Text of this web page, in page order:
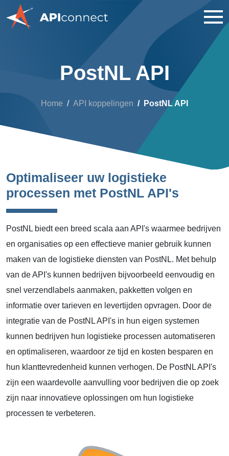
PostNL API
Home API koppelingen PostNL API
Optimaliseer uw logistieke
processen met PostNL API's
PostNL biedt een breed scala aan API's waarmee bedrijven
en organisaties op een effectieve manier gebruik kunnen
maken van de logistieke diensten van PostNL. Met behulp
van de API's kunnen bedrijven bijvoorbeeld eenvoudig en
snel verzendlabels aanmaken, pakketten volgen en
informatie over tarieven en levertijden opvragen. Door de
integratie van de PostNL API's in hun eigen systemen
kunnen bedrijven hun logistieke processen automatiseren
en optimaliseren, waardoor ze tijd en kosten besparen en
hun klanttevredenheid kunnen verhogen. De PostNL API's
zijn een waardevolle aanvulling voor bedrijven die op zoek
zijn naar innovatieve oplossingen om hun logistieke
processen te verbeteren.